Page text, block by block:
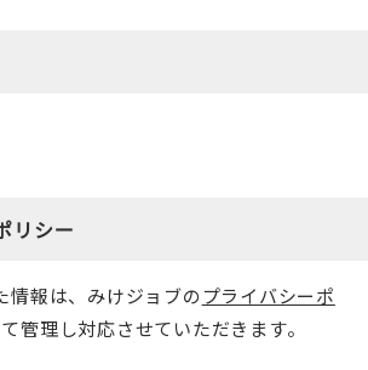
リシー
情報は、みけジョブのプライバシーポ
管理し対応させていただきます。